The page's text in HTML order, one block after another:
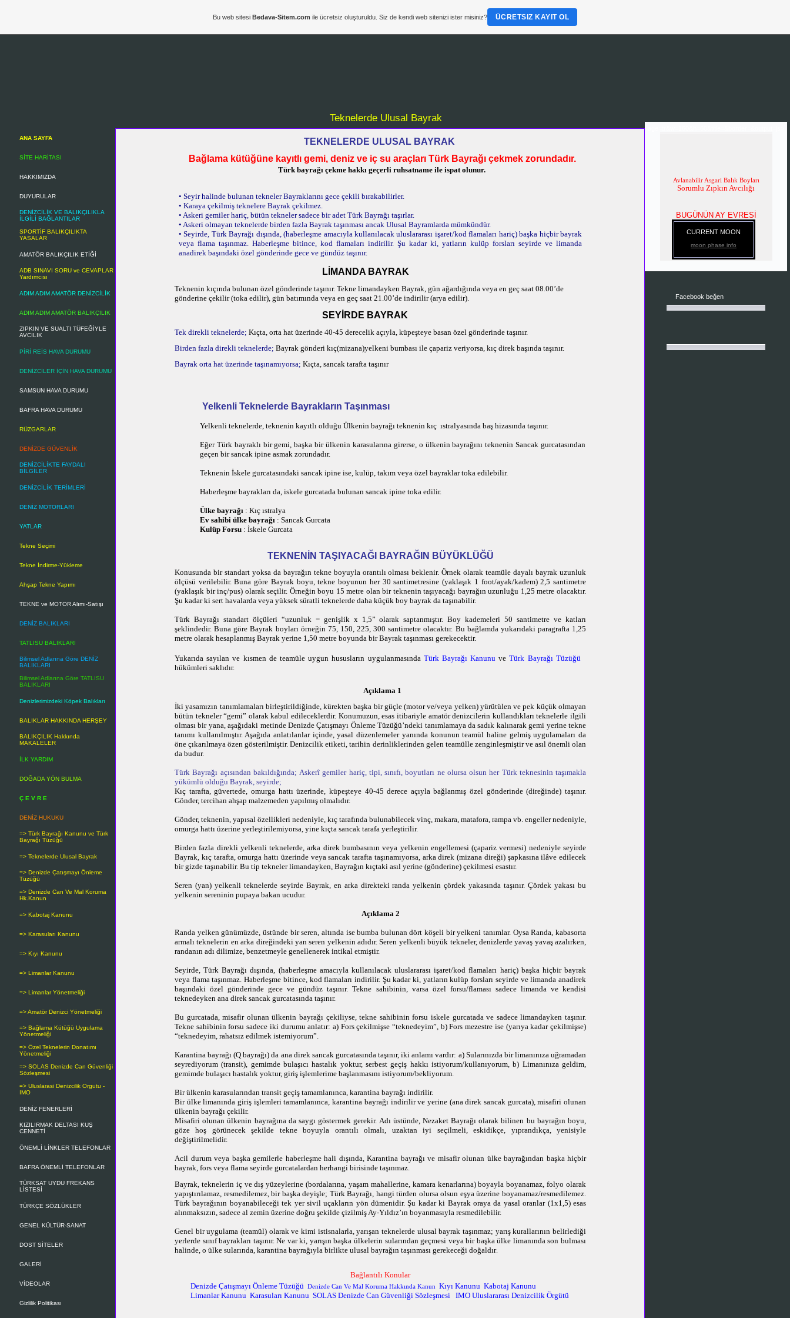
ANA SAYFA
SİTE HARİTASI
HAKKIMIZDA
DUYURULAR
DENİZCİLİK VE BALIKÇILIKLA
İLGİLİ BAĞLANTILAR
SPORTİF BALIKÇILIKTA
YASALAR
AMATÖR BALIKÇILIK ETİĞİ
ADB SINAVI SORU ve CEVAPLAR
Yardımcısı
ADIM ADIM AMATÖR DENİZCİLİK
ADIM ADIM AMATÖR BALIKÇILIK
ZIPKIN VE SUALTI TÜFEĞİYLE
AVCILIK
PİRİ REİS HAVA DURUMU
DENİZCİLER İÇİN HAVA DURUMU
SAMSUN HAVA DURUMU
BAFRA HAVA DURUMU
RÜZGARLAR
DENİZDE GÜVENLİK
DENİZCİLİKTE FAYDALI
BİLGİLER
DENİZCİLİK TERİMLERİ
DENİZ MOTORLARI
YATLAR
Tekne Seçimi
Tekne İndirme-Yükleme
Ahşap Tekne Yapımı
TEKNE ve MOTOR Alımı-Satışı
DENİZ BALIKLARI
TATLISU BALIKLARI
Bilimsel Adlarına Göre DENİZ
BALIKLARI
Bilimsel Adlarına Göre TATLISU
BALIKLARI
Denizlerimizdeki Köpek Balıkları
BALIKLAR HAKKINDA HERŞEY
BALIKÇILIK Hakkında
MAKALELER
İLK YARDIM
DOĞADA YÖN BULMA
Ç E V R E
DENİZ HUKUKU
=> Türk Bayrağı Kanunu ve Türk
Bayrağı Tüzüğü
=> Teknelerde Ulusal Bayrak
=> Denizde Çatışmayı Önleme
Tüzüğü
=> Denizde Can Ve Mal Koruma
Hk.Kanun
=> Kabotaj Kanunu
=> Karasuları Kanunu
=> Kıyı Kanunu
=> Limanlar Kanunu
=> Limanlar Yönetmeliği
=> Amatör Denizci Yönetmeliği
=> Bağlama Kütüğü Uygulama
Yönetmeliği
=> Özel Teknelerin Donatımı
Yönetmeliği
=> SOLAS Denizde Can Güvenliği
Sözleşmesi
=> Uluslarasi Denizcilik Orgutu -
IMO
DENİZ FENERLERİ
KIZILIRMAK DELTASI KUŞ
CENNETİ
ÖNEMLİ LİNKLER TELEFONLAR
BAFRA ÖNEMLİ TELEFONLAR
TÜRKSAT UYDU FREKANS
LİSTESİ
TÜRKÇE SÖZLÜKLER
GENEL KÜLTÜR-SANAT
DOST SİTELER
GALERİ
VİDEOLAR
Gizlilik Politikası
Teknelerde Ulusal Bayrak
TEKNELERDE ULUSAL BAYRAK
Bağlama kütüğüne kayıtlı gemi, deniz ve iç su araçları Türk Bayrağı çekmek zorundadır.
Türk bayrağı çekme hakkı geçerli ruhsatname ile ispat olunur.
• Seyir halinde bulunan tekneler Bayraklarını gece çekili bırakabilirler.
• Karaya çekilmiş teknelere Bayrak çekilmez.
• Askeri gemiler hariç, bütün tekneler sadece bir adet Türk Bayrağı taşırlar.
• Askeri olmayan teknelerde birden fazla Bayrak taşınması ancak Ulusal Bayramlarda mümkündür.
•Seyirde, Türk Bayrağı dışında, (haberleşme amacıyla kullanılacak uluslararası işaret/kod flamaları hariç) başka hiçbir bayrak
veya flama taşınmaz. Haberleşme bitince, kod flamaları indirilir. Şu kadar ki, yatların kulüp forsları seyirde ve limanda
anadirek başındaki özel gönderinde gece ve gündüz taşınır.
LİMANDA BAYRAK
Teknenin kıçında bulunan özel gönderinde taşınır. Tekne limandayken Bayrak, gün ağardığında veya en geç saat 08.00’de
gönderine çekilir (toka edilir), gün batımında veya en geç saat 21.00’de indirilir (arya edilir).
SEYİRDE BAYRAK
Tek direkli teknelerde; Kıçta, orta hat üzerinde 40-45 derecelik açıyla, küpeşteye basan özel gönderinde taşınır.
Birden fazla direkli teknelerde; Bayrak gönderi kıç(mizana)yelkeni bumbası ile çapariz veriyorsa, kıç direk başında taşınır.
Bayrak orta hat üzerinde taşınamıyorsa; Kıçta, sancak tarafta taşınır
Yelkenli Teknelerde Bayrakların Taşınması
Yelkenli teknelerde, teknenin kayıtlı olduğu Ülkenin bayrağı teknenin kıç ıstralyasında baş hizasında taşınır.
Eğer Türk bayraklı bir gemi, başka bir ülkenin karasularına girerse, o ülkenin bayrağını teknenin Sancak gurcatasından
geçen bir sancak ipine asmak zorundadır.
Teknenin İskele gurcatasındaki sancak ipine ise, kulüp, takım veya özel bayraklar toka edilebilir.
Haberleşme bayrakları da, iskele gurcatada bulunan sancak ipine toka edilir.
Ülke bayrağı : Kıç ıstralya
Ev sahibi ülke bayrağı : Sancak Gurcata
Kulüp Forsu : İskele Gurcata
TEKNENİN TAŞIYACAĞI BAYRAĞIN BÜYÜKLÜĞÜ
Konusunda bir standart yoksa da bayrağın tekne boyuyla orantılı olması beklenir. Örnek olarak teamüle dayalı bayrak uzunluk
ölçüsü verilebilir. Buna göre Bayrak boyu, tekne boyunun her 30 santimetresine (yaklaşık 1 foot/ayak/kadem) 2,5 santimetre
(yaklaşık bir inç/pus) olarak seçilir. Örneğin boyu 15 metre olan bir teknenin taşıyacağı bayrağın uzunluğu 1,25 metre olacaktır.
Şu kadar ki sert havalarda veya yüksek süratli teknelerde daha küçük boy bayrak da taşınabilir.
Türk Bayrağı standart ölçüleri “uzunluk = genişlik x 1,5” olarak saptanmıştır. Boy kademeleri 50 santimetre ve katları
şeklindedir. Buna göre Bayrak boyları örneğin 75, 150, 225, 300 santimetre olacaktır. Bu bağlamda yukarıdaki paragrafta 1,25
metre olarak hesaplanmış Bayrak yerine 1,50 metre boyunda bir Bayrak taşınması gerekecektir.
Yukarıda sayılan ve kısmen de teamüle uygun hususların uygulanmasında Türk Bayrağı Kanunu ve Türk Bayrağı Tüzüğü
hükümleri saklıdır.
Açıklama 1
İki yasamızın tanımlamaları birleştirildiğinde, kürekten başka bir güçle (motor ve/veya yelken) yürütülen ve pek küçük olmayan
bütün tekneler “gemi” olarak kabul edileceklerdir. Konumuzun, esas itibariyle amatör denizcilerin kullandıkları teknelerle ilgili
olması bir yana, aşağıdaki metinde Denizde Çatışmayı Önleme Tüzüğü’ndeki tanımlamaya da sadık kalınarak gemi yerine tekne
tanımı kullanılmıştır. Aşağıda anlatılanlar içinde, yasal düzenlemeler yanında konunun teamül haline gelmiş uygulamaları da
öne çıkarılmaya özen gösterilmiştir. Denizcilik etiketi, tarihin derinliklerinden gelen teamülle zenginleşmiştir ve asıl önemli olan
da budur.
TürkBayrağı açısından bakıldığında; Askerî gemiler hariç, tipi, sınıfı, boyutları ne olursa olsun her Türk teknesinin taşımakla
yükümlü olduğu Bayrak, seyirde;
Kıç tarafta, güvertede, omurga hattı üzerinde, küpeşteye 40-45 derece açıyla bağlanmış özel gönderinde (direğinde) taşınır.
Gönder, tercihan ahşap malzemeden yapılmış olmalıdır.
Gönder, teknenin, yapısal özellikleri nedeniyle, kıç tarafında bulunabilecek vinç, makara, matafora, rampa vb. engeller nedeniyle,
omurga hattı üzerine yerleştirilemiyorsa, yine kıçta sancak tarafa yerleştirilir.
Birden fazla direkli yelkenli teknelerde, arka direk bumbasının veya yelkenin engellemesi (çapariz vermesi) nedeniyle seyirde
Bayrak, kıç tarafta, omurga hattı üzerinde veya sancak tarafta taşınamıyorsa, arka direk (mizana direği) şapkasına ilâve edilecek
bir gizde taşınabilir. Bu tip tekneler limandayken, Bayrağın kıçtaki asıl yerine (gönderine) çekilmesi esastır.
Seren (yan) yelkenli teknelerde seyirde Bayrak, en arka direkteki randa yelkenin çördek yakasında taşınır. Çördek yakası bu
yelkenin sereninin pupaya bakan ucudur.
Açıklama 2
Randa yelken günümüzde, üstünde bir seren, altında ise bumba bulunan dört köşeli bir yelkeni tanımlar. Oysa Randa, kabasorta
armalı teknelerin en arka direğindeki yan seren yelkenin adıdır. Seren yelkenli büyük tekneler, denizlerde yavaş yavaş azalırken,
randanın adı dilimize, benzetmeyle genellenerek intikal etmiştir.
Seyirde, Türk Bayrağı dışında, (haberleşme amacıyla kullanılacak uluslararası işaret/kod flamaları hariç) başka hiçbir bayrak
veya flama taşınmaz. Haberleşme bitince, kod flamaları indirilir. Şu kadar ki, yatların kulüp forsları seyirde ve limanda anadirek
başındaki özel gönderinde gece ve gündüz taşınır. Tekne sahibinin, varsa özel forsu/flaması sadece limanda ve kendisi
teknedeyken ana direk sancak gurcatasında taşınır.
Bu gurcatada, misafir olunan ülkenin bayrağı çekiliyse, tekne sahibinin forsu iskele gurcatada ve sadece limandayken taşınır.
Tekne sahibinin forsu sadece iki durumu anlatır: a) Fors çekilmişse “teknedeyim”, b) Fors mezestre ise (yarıya kadar çekilmişse)
“teknedeyim, rahatsız edilmek istemiyorum”.
Karantina bayrağı (Q bayrağı) da ana direk sancak gurcatasında taşınır, iki anlamı vardır: a) Sularınızda bir limanınıza uğramadan
seyrediyorum (transit), gemimde bulaşıcı hastalık yoktur, serbest geçiş hakkı istiyorum/kullanıyorum, b) Limanınıza geldim,
gemimde bulaşıcı hastalık yoktur, giriş işlemlerime başlanmasını istiyorum/bekliyorum.
Bir ülkenin karasularından transit geçiş tamamlanınca, karantina bayrağı indirilir.
Bir ülke limanında giriş işlemleri tamamlanınca, karantina bayrağı indirilir ve yerine (ana direk sancak gurcata), misafiri olunan
ülkenin bayrağı çekilir.
Misafiri olunan ülkenin bayrağına da saygı göstermek gerekir. Adı üstünde, Nezaket Bayrağı olarak bilinen bu bayrağın boyu,
göze hoş görünecek şekilde tekne boyuyla orantılı olmalı, uzaktan iyi seçilmeli, eskidikçe, yıprandıkça, yenisiyle
değiştirilmelidir.
Acil durum veya başka gemilerle haberleşme hali dışında, Karantina bayrağı ve misafir olunan ülke bayrağından başka hiçbir
bayrak, fors veya flama seyirde gurcatalardan herhangi birisinde taşınmaz.
Bayrak, teknelerin iç ve dış yüzeylerine (bordalarına, yaşam mahallerine, kamara kenarlarına) boyayla boyanamaz, folyo olarak
yapıştırılamaz, resmedilemez, bir başka deyişle; Türk Bayrağı, hangi türden olursa olsun eşya üzerine boyanamaz/resmedilemez.
Türk bayrağının boyanabileceği tek yer sivil uçakların yön dümenidir. Şu kadar ki Bayrak oraya da yasal oranlar (1x1,5) esas
alınmaksızın, sadece al zemin üzerine doğru şekilde çizilmiş Ay-Yıldız’ın boyanmasıyla resmedilebilir.
Genel bir uygulama (teamül) olarak ve kimi istisnalarla, yarışan teknelerde ulusal bayrak taşınmaz; yarış kurallarının belirlediği
yerlerde sınıf bayrakları taşınır. Ne var ki, yarışın başka ülkelerin sularından geçmesi veya bir başka ülke limanında son bulması
halinde, o ülke sularında, karantina bayrağıyla birlikte ulusal bayrağın taşınması gerekeceği doğaldır.
Bağlantılı Konular
Denizde Çatışmayı Önleme Tüzüğü Denizde Can Ve Mal Koruma Hakkında Kanun Kıyı Kanunu Kabotaj Kanunu
Limanlar Kanunu Karasuları Kanunu SOLAS Denizde Can Güvenliği Sözleşmesi IMO Uluslararası Denizcilik Örgütü
Avlanabilir Asgari Balık Boyları
Sorumlu Zıpkın Avcılığı
BUGÜNÜN AY EVRESİ
CURRENT MOON
moon phase info
Facebook beğen
Bu web sitesi Bedava-Sitem.com ile ücretsiz oluşturuldu. Siz de kendi web sitenizi ister misiniz? ÜCRETSIZ KAYIT OL